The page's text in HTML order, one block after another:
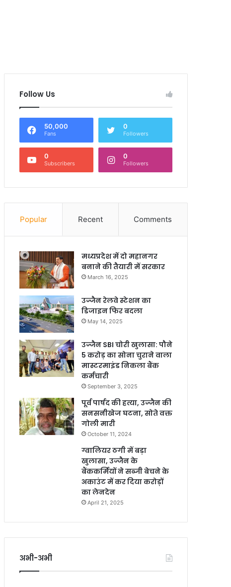
Follow Us
50,000
Fans
0
Followers
0
Subscribers
0
Followers
Popular Recent Comments
मध्यप्रदेश में दो महानगर
बनाने की तैयारी में सरकार
March 16, 2025
उज्जैन रेलवे स्टेशन का
डिजाइन फिर बदला
May 14, 2025
उज्जैन SBI चोरी खुलासा: पौने
5 करोड़ का सोना चुराने वाला
मास्टरमाइंड निकला बैंक
कर्मचारी
September 3, 2025
पूर्व पार्षद की हत्या, उज्जैन की
सनसनीखेज घटना, सोते वक्त
गोली मारी
October 11, 2024
ग्वालियर ठगी में बड़ा
खुलासा, उज्जैन के
बैंककर्मियों ने सब्जी बेचने के
अकाउंट में कर दिया करोड़ों
का लेनदेन
April 21, 2025
अभी-अभी